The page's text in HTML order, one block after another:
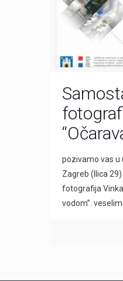
pozivamo vas u
Zagreb (Ilica
fotografija
vodom”.